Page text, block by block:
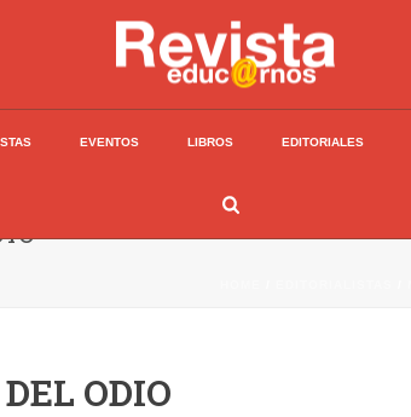
EVENTOS LIBROS EDITORIALES
ODIO